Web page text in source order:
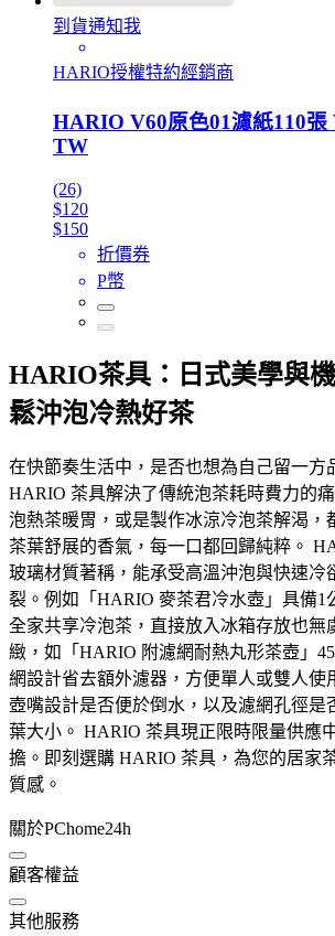
到貨通知我
HARIO授權特約經銷商
HARIO V60原色01濾紙110張
TW
(26)
$120
$150
折價券
P幣
HARIO茶具：日式美學與
鬆沖泡冷熱好茶
在快節奏生活中，是否也想為自己留一方
HARIO 茶具解決了傳統泡茶耗時費力的
泡熱茶暖胃，或是製作冰涼冷泡茶解渴，
茶葉舒展的香氣，每一口都回歸純粹。
玻璃材質著稱，能承受高溫沖泡與快速冷
裂。例如「HARIO 麥茶君冷水壺」具備1
全家共享冷泡茶，直接放入冰箱存放也無
緻，如「HARIO 附濾網耐熱丸形茶壺」
網設計省去額外濾器，方便單人或雙人使
壺嘴設計是否便於倒水，以及濾網孔徑是
葉大小。 HARIO 茶具現正限時限量供應
擔。即刻選購 HARIO 茶具，為您的居家
質感。
關於PChome24h
顧客權益
其他服務